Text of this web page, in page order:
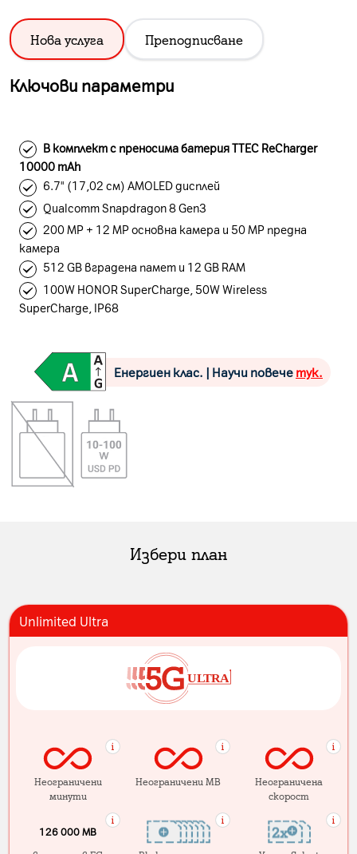
Нова услуга Преподписване
Ключови параметри
В комплект с преносима батерия TTEC ReCharger
10000 mAh
6.7" (17,02 см) AMOLED дисплей
Qualcomm Snapdragon 8 Gen3
200 MP + 12 MP основна камера и 50 MP предна
камера
512 GB вградена памет и 12 GB RAM
100W HONOR SuperCharge, 50W Wireless
SuperCharge, IP68
Енергиен клас. | Научи повече тук.
Избери план
Unlimited Ultra
Неограничени
минути
Неограничени MB
Неограничена
скорост
126 000 MB